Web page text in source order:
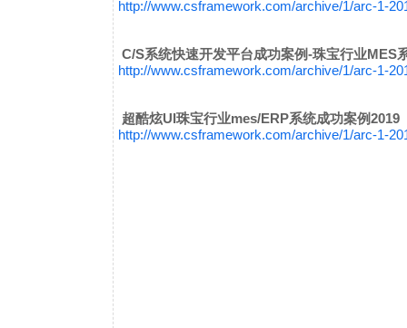
http://www.csframework.com/archive/1/arc-1-
C/S系统快速开发平台成功案例-珠宝行业MES
http://www.csframework.com/archive/1/arc-1-
超酷炫UI珠宝行业mes/ERP系统成功案例2019
http://www.csframework.com/archive/1/arc-1-